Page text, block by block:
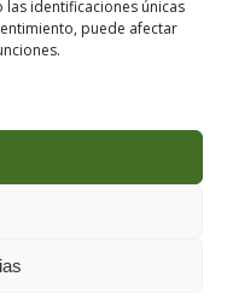
identificaciones únicas
puede afectar
para el Honor del
@ puntocritico
del servidor a la hora de
a comentarios @
artículo que desea
hacer la